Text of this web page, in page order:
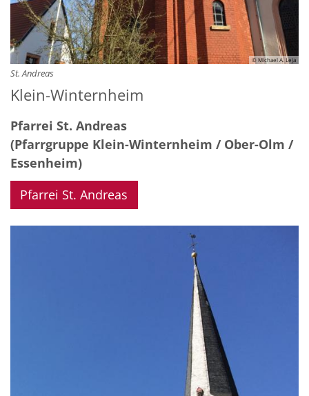
© Michael A. Leja
St. Andreas
Klein-Winternheim
Pfarrei St. Andreas
(Pfarrgruppe Klein-Winternheim / Ober-Olm /
Essenheim)
Pfarrei St. Andreas